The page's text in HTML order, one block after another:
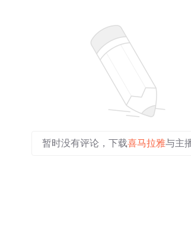
暂时没有评论，下载喜马拉雅与主